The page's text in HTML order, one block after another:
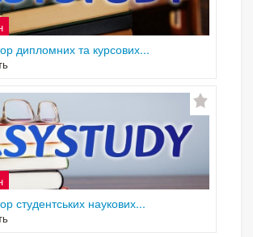
дипломних та курсових...
студентських наукових...